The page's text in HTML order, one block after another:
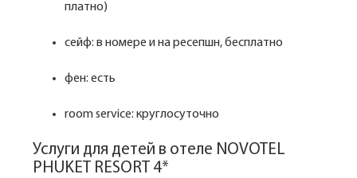
платно)
сейф: в номере и на ресепшн, бесплатно
фен: есть
room service: круглосуточно
Услуги для детей в отеле NOVOTEL
PHUKET RESORT 4*